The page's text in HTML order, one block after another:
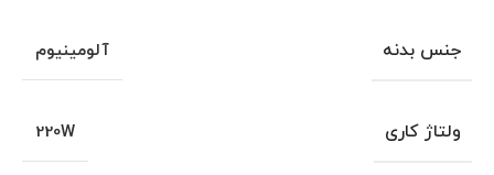
جنس بدنه آلومینیوم
ولتاژ کاری 220W